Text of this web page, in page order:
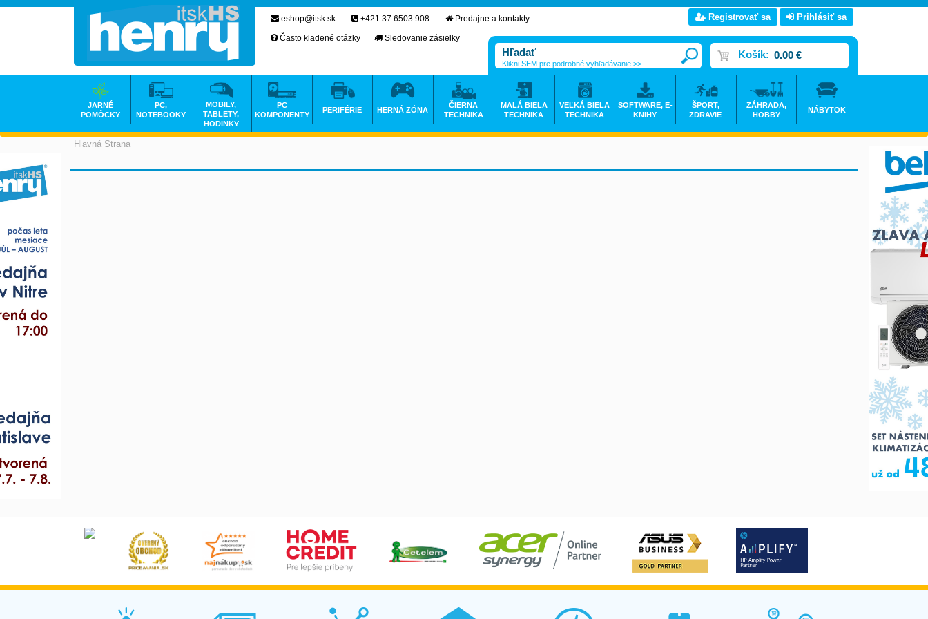
Hlavná Strana
eshop@itsk.sk +421 37 6503 908
Predajne a kontakty
Často kladené otázky
Sledovanie zásielky
Registrovať sa Prihlásiť sa
Košík: 0.00 €
Klikni SEM pre podrobné vyhľadávanie >>
JARNÉ
POMÔCKY
PC,
NOTEBOOKY
MOBILY,
TABLETY,
HODINKY
PC
KOMPONENTY
PERIFÉRIE HERNÁ ZÓNA
ČIERNA
TECHNIKA
MALÁ BIELA
TECHNIKA
VEĽKÁ BIELA
TECHNIKA
SOFTWARE, E-
KNIHY
ŠPORT,
ZDRAVIE
ZÁHRADA,
HOBBY
NÁBYTOK